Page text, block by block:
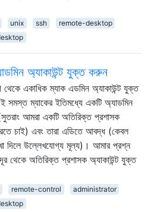
unix ssh
remote-desktop
অ্যাকাউন্ট যুক্ত করুন
থেকে একাধিক ম্যাক এডমিন অ্যাকাউন্ট যুক্ত
ম্যাকের ইতিমধ্যে একটি অ্যাডমিন
আমরা একটি অতিরিক্ত প্রশাসক
চাই) এবং তারা এডিতে আবদ্ধ (কেবল
দিলে উল্লেখযোগ্য মূল্য)। আমার প্রশ্ন
থেকে অতিরিক্ত প্রশাসক অ্যাকাউন্ট যুক্ত
remote-control
administrator